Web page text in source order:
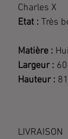
Charles X
Etat : Très
Matière :
Largeur : 60
Hauteur : 81
LIVRAISON